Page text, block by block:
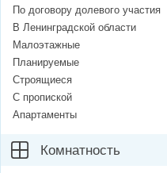
По договору долевого участия
В Ленинградской области
Малоэтажные
Планируемые
Строящиеся
С пропиской
Апартаменты
Комнатность